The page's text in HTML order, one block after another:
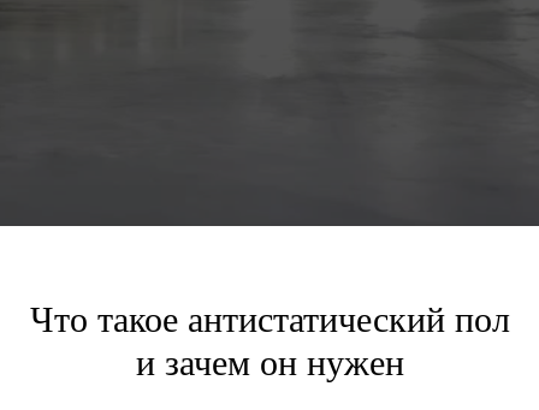
Что такое антистатический пол
и зачем он нужен